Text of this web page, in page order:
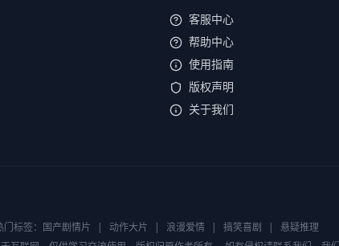
客服中心
帮助中心
使用指南
版权声明
关于我们
门标签： 国产剧情片 | 动作大片 | 浪漫爱情 | 搞笑喜剧 |
悬疑推理